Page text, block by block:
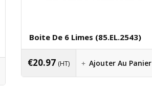
Boite De 6 Limes (85.EL.2543)
€20.97 (HT) Ajouter Au Panier